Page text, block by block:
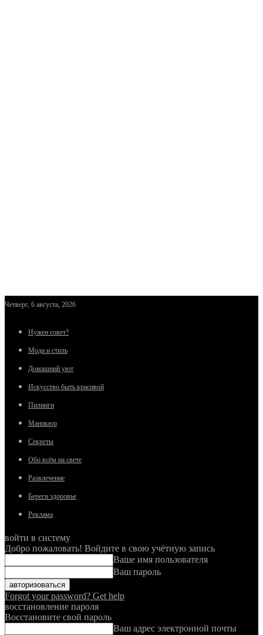
Четверг, 6 августа, 2026
Нужен совет?
Мода и стиль
Домашний уют
Искусство быть красивой
Пилинги
Маникюр
Секреты
Обо всём на свете
Развлечение
Береги здоровье
Реклама
войти в систему
Добро пожаловать! Войдите в свою учётную запись
Ваше имя пользователя
Ваш пароль
Forgot your password? Get help
восстановление пароля
Восстановите свой пароль
Ваш адрес электронной почты